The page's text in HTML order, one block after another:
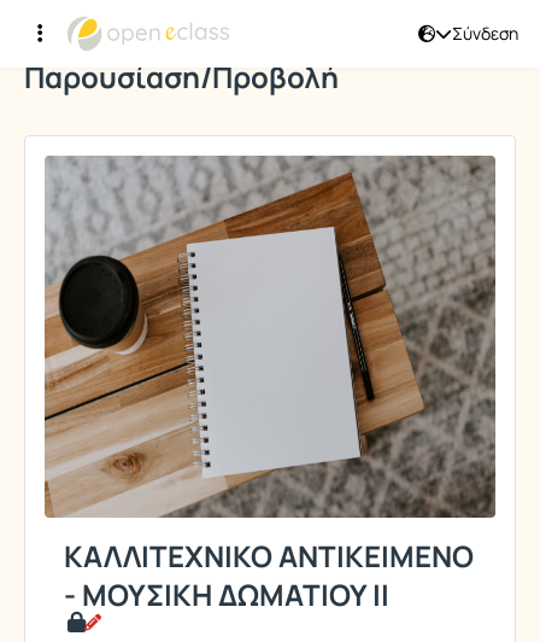
Σύνδεση
Παρουσίαση/Προβολή
ΚΑΛΛΙΤΕΧΝΙΚΟ ΑΝΤΙΚΕΙΜΕΝΟ
- ΜΟΥΣΙΚΗ ΔΩΜΑΤΙΟΥ ΙΙ